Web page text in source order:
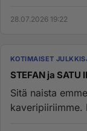
28.07.2026 19:22
KOTIMAISET
STEFAN ja SATU
Sitä naista
kaveripiiriimme.